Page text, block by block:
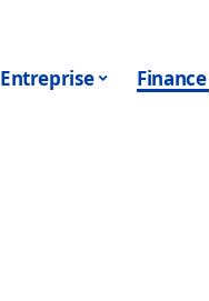
Entreprise Finance